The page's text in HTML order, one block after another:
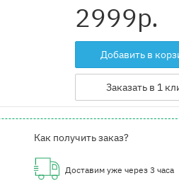
2999р.
Добавить в
Заказать в 1
Как получить заказ?
Доставим уже через 3 часа